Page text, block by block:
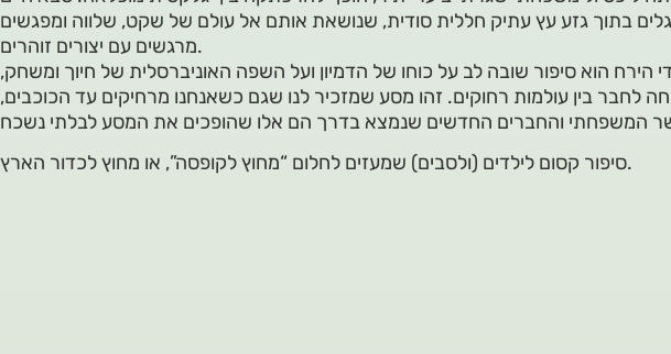
בתוך גזע עץ עתיק חללית סודית, שנושאת אותם אל עולם של שקט, שלווה ומפגשים
מרגשים עם יצורים זוהרים.
הירח הוא סיפור שובה לב על כוחו של הדמיון ועל השפה האוניברסלית של חיוך ומשחק,
לחבר בין עולמות רחוקים. זהו מסע שמזכיר לנו שגם כשאנחנו מרחיקים עד הכוכבים,
סיפור קסום לילדים (ולסבים) שמעזים לחלום “מחוץ לקופסה”, או מחוץ לכדור הארץ.